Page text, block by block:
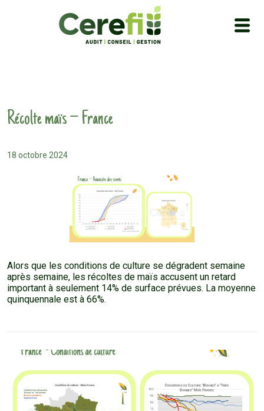
Récolte maïs – France
18 octobre 2024
Alors que les conditions de culture se dégradent semaine
après semaine, les récoltes de maïs accusent un retard
important à seulement 14% de surface prévues. La moyenne
quinquennale est à 66%.